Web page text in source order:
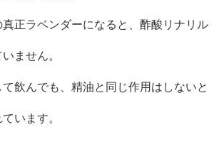
真正ラベンダーになると、酢酸リナリル
ません。
飲んでも、精油と同じ作用はしないと
います。